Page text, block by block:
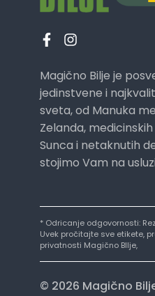
Magično Bilje je
jedinstvene i
sveta, od Manuka
Zelanda,
Sunca i netaknutih
stojimo Vam na
* Odricanje odgovornosti:
Uvek pročitajte sve etikete,
privatnosti Magično BIlje,
© 2026 Magično